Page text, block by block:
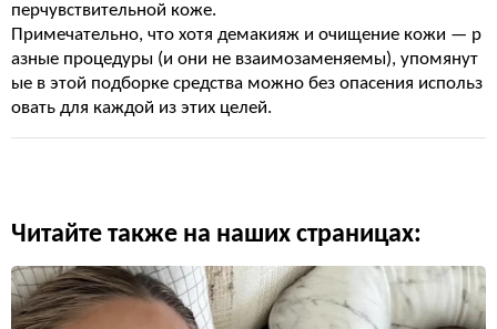
перчувствительной коже.
Примечательно, что хотя демакияж и очищение кожи — р
азные процедуры (и они не взаимозаменяемы), упомянут
ые в этой подборке средства можно без опасения использ
овать для каждой из этих целей.
Читайте также на наших страницах: